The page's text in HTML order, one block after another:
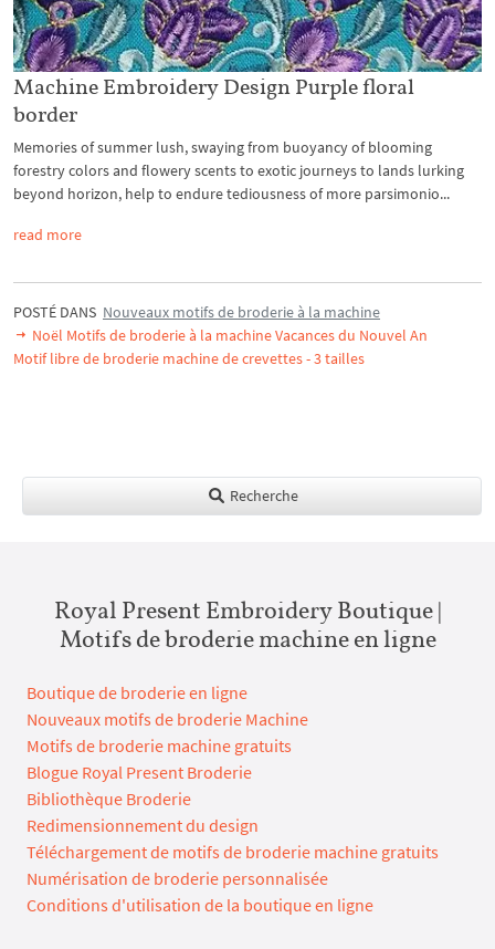
Machine Embroidery Design Purple floral
border
Memories of summer lush, swaying from buoyancy of blooming
forestry colors and flowery scents to exotic journeys to lands lurking
beyond horizon, help to endure tediousness of more parsimonio...
read more
POSTÉ DANS Nouveaux motifs de broderie à la machine
Noël Motifs de broderie à la machine Vacances du Nouvel An
Motif libre de broderie machine de crevettes - 3 tailles
Recherche
Royal Present Embroidery Boutique |
Motifs de broderie machine en ligne
Boutique de broderie en ligne
Nouveaux motifs de broderie Machine
Motifs de broderie machine gratuits
Blogue Royal Present Broderie
Bibliothèque Broderie
Redimensionnement du design
Téléchargement de motifs de broderie machine gratuits
Numérisation de broderie personnalisée
Conditions d'utilisation de la boutique en ligne